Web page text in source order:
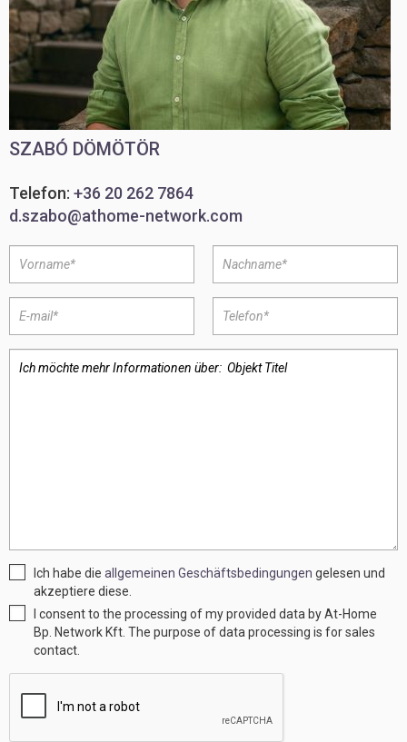
SZABÓ DÖMÖTÖR
Telefon: +36 20 262 7864
d.szabo@athome-network.com
Ich habe dieallgemeinen Geschäftsbedingungen gelesen und
akzeptiere diese.
I consent to the processing of my provided data by At-Home
Bp. Network Kft. The purpose of data processing is for sales
contact.